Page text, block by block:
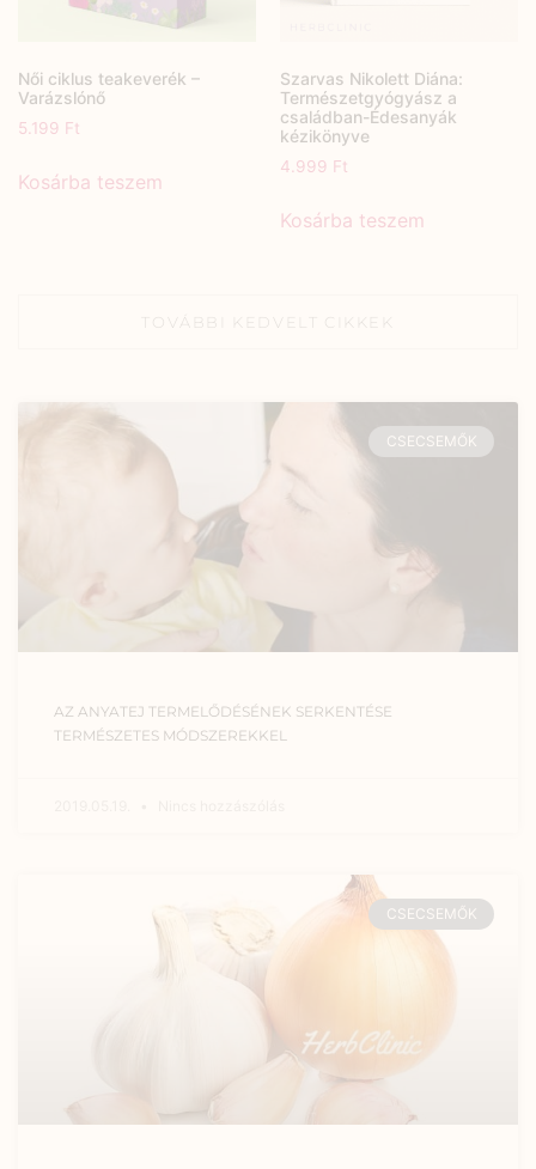
Női ciklus teakeverék –
Varázslónő
5.199 Ft
Kosárba teszem
Szarvas Nikolett Diána:
Természetgyógyász a
családban-Édesanyák
kézikönyve
4.999 Ft
Kosárba teszem
TOVÁBBI KEDVELT CIKKEK
CSECSEMŐK
AZ ANYATEJ TERMELŐDÉSÉNEK SERKENTÉSE
TERMÉSZETES MÓDSZEREKKEL
CSECSEMŐK